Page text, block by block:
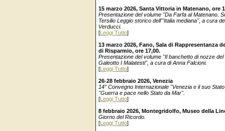
15 marzo 2026, Santa Vittoria in Matenano, ore
Presentazione del volume "Da Farfa al Matenano.
Tersilio Leggio storico dell'"Italia mediana", a cura
Verducci.
[Leggi Tutto]
13 marzo 2026, Fano, Sala di Rappresentanza
di Risparmio, ore 17,00.
Presentazione del volume "Il banchetto di nozze
Galeotto I Malatesti", a cura di Anna Falcioni.
[Leggi Tutto]
26-28 febbraio 2026, Venezia
14° Convegno Internazionale "Venezia e il suo
"Guerra e pace nello Stato da Mar".
[Leggi Tutto]
8 febbraio 2026, Montegridolfo, Museo della
Giorno del Ricordo.
[Leggi Tutto]